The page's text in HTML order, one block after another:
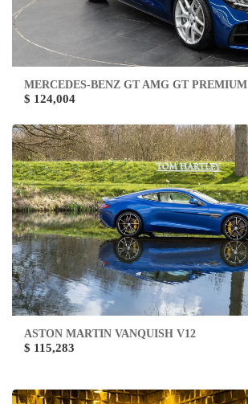
MERCEDES-BENZ GT AMG GT PREMIUM
$ 124,004
ASTON MARTIN VANQUISH V12
$ 115,283